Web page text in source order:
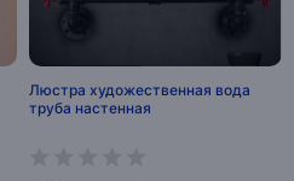
Люстра художественная вода
труба настенная